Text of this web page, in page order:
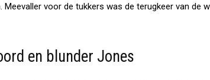
Meevaller voor de tukkers was de terugkeer van de
en blunder Jones